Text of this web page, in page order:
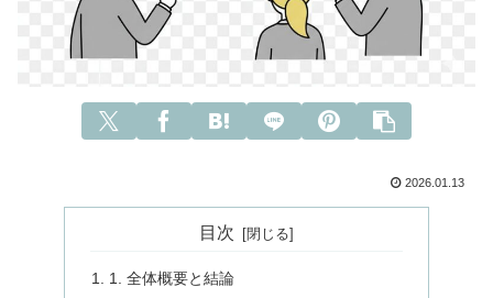
2026.01.13
目次
1. 全体概要と結論